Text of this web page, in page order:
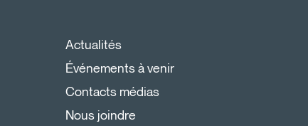
Actualités
Événements à venir
Contacts médias
Nous joindre